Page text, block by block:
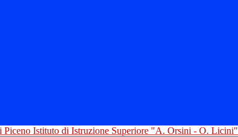
Istituto di Istruzione Superiore "A. Orsini - O. Licini"